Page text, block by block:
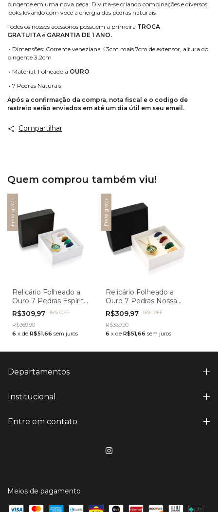
pingente em uma nova peça. Divirta-se criando combinações e diversos
looks levando com você a energia das pedras naturais.
Todos os nossos acessorios possuem a primeira TROCA
GRATUITA e GARANTIA DE 1 ANO.
• Dimensões: Corrente veneziana 43cm mais 7cm de extensor, altura do
pingente 3,2cm
• Material: Folheado a OURO
• 7 Pedras Naturais
Após a confirmação da compra, nota fiscal e o codigo de
rastreio serão enviados em até um dia útil em seu email.
Compartilhar
Quem comprou também viu!
Frete grátis
Relicário Folheado a
Ouro 7 Pedras Espírito
Santo
R$309,97 -16% OFF
R$369,90
6 x de R$51,66 sem juros
Frete grátis
Relicário Folheado a
Ouro 7 Pedras Nossa
Senhora
R$309,97-16%OFF
R$369,90
6 xdeR$51,66 sem juros
Departamentos
Institucional
Entre em contato
Meios de pagamento